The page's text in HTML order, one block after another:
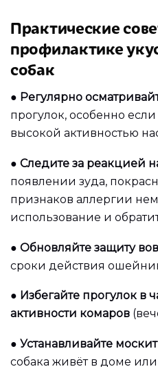
Практические
профилактике
собак
● Регулярно
прогулок, особенно
высокой активностью
● Следите за реакцией
появлении зуда,
признаков аллергии
использование и
● Обновляйте защиту
сроки действия
● Избегайте прогулок в
активности комаров
● Устанавливайте
собака живёт в доме